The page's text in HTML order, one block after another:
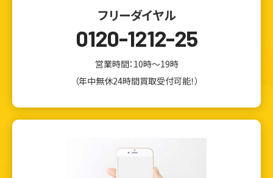
フリーダイヤル
0120-1212-25
営業時間：10時～19時
（年中無休24時間買取受付可能！）